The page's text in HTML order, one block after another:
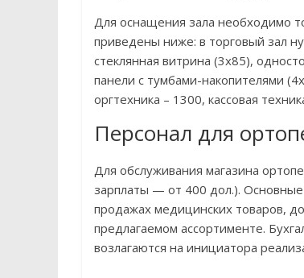
Для оснащения зала необходимо
приведены ниже: в торговый зал
стеклянная витрина (3х85),
панели с тумбами-накопителями
оргтехника – 1300, кассовая
Персонал для
Для обслуживания магазина
зарплаты — от 400 дол.).
продажах медицинских товаров,
предлагаемом ассортименте.
возлагаются на инициатора